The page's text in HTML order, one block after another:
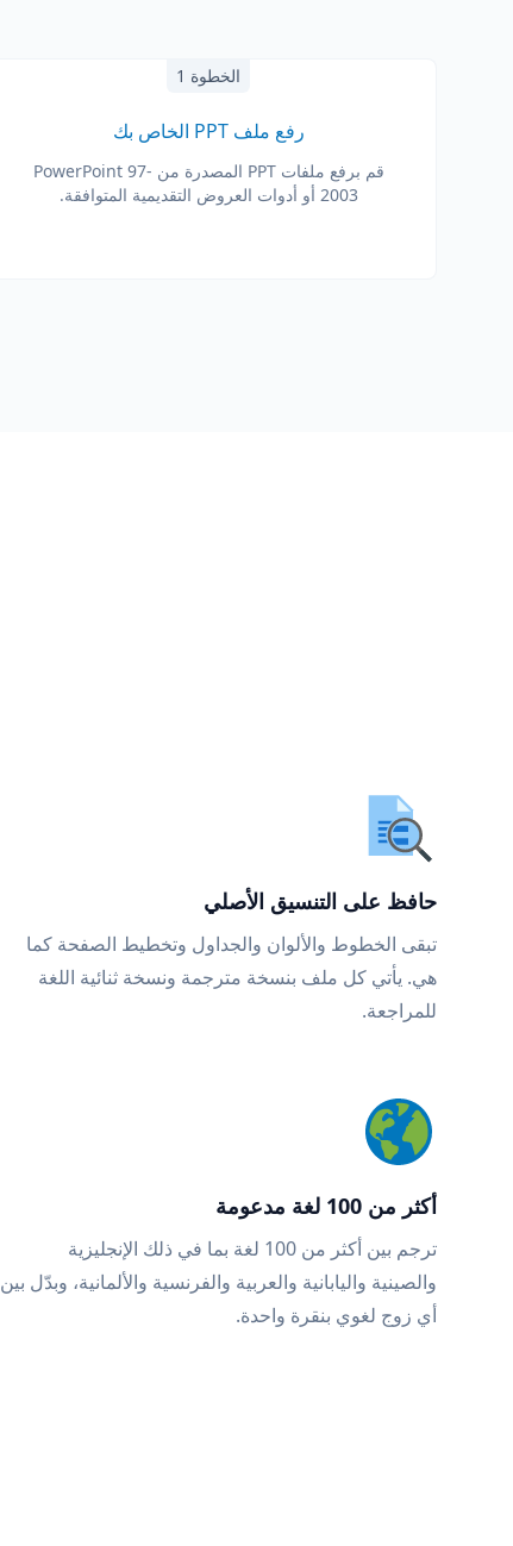
الخطوة 1
رفع ملف PPT الخاص بك
قم برفع ملفات PPT المصدرة من PowerPoint 97-
2003 أو أدوات العروض التقديمية المتوافقة.
حافظ على التنسيق الأصلي
تبقى الخطوط والألوان والجداول وتخطيط الصفحة كما
هي. يأتي كل ملف بنسخة مترجمة ونسخة ثنائية اللغة
للمراجعة.
أكثر من 100 لغة مدعومة
ترجم بين أكثر من 100 لغة بما في ذلك الإنجليزية
والصينية واليابانية والعربية والفرنسية والألمانية، وبدّل بين
أي زوج لغوي بنقرة واحدة.